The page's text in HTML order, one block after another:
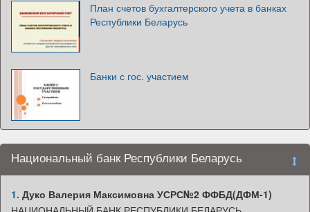
План счетов бухгалтерского учета в банках
Республики Беларусь
Банки с гос. участием
Национальный банк Республики Беларусь
1. Дуко Валерия Максимовна УСРС№2 ФФБД(ДФМ-1)